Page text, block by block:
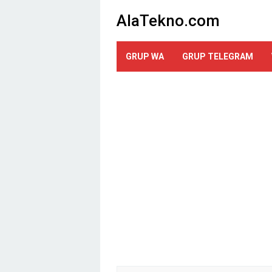
konten
AlaTekno.com
GRUP WA GRUP TELEGRAM